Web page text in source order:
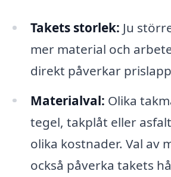
Takets storlek: Ju
mer material och
direkt påverkar
Materialval: Olika
tegel, takplåt eller
olika kostnader. Val av
också påverka takets